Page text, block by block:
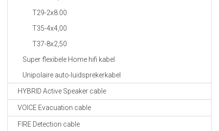
T29-2x8.00
T35-4x4,00
T37-8x2,50
Super flexibele Home hifi kabel
Unipolaire auto-luidsprekerkabel
HYBRID Active Speaker cable
VOICE Evacuation cable
FIRE Detection cable